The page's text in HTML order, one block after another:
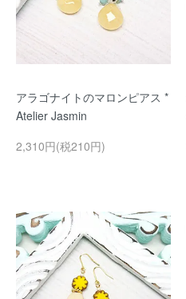
アラゴナイトのマロンピアス *
Atelier Jasmin
2,310円(税210円)